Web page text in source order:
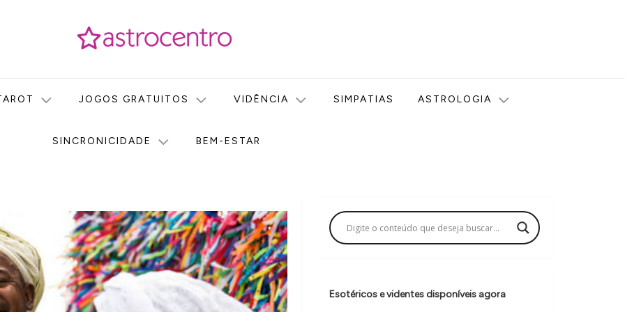
JOGOS GRATUITOS VIDÊNCIA SIMPATIAS ASTROLOGIA
SINCRONICIDADE BEM-ESTAR
Esotéricos e videntes disponíveis agora